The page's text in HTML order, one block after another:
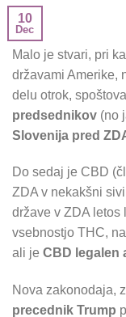
10
Dec
Malo je stvari, pri
državami Amerike,
delu otrok,
predsednikov (no
Slovenija pred
Do sedaj je CBD
ZDA v nekakšni
države v ZDA
vsebnostjo THC,
ali je CBD legalen
Nova zakonodaja,
precednik Trump